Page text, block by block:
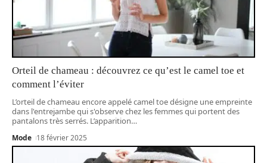
Orteil de chameau : découvrez ce qu’est le camel toe et
comment l’éviter
L’orteil de chameau encore appelé camel toe désigne une empreinte
dans l'entrejambe qui s'observe chez les femmes qui portent des
pantalons très serrés. L’apparition…
Mode 18 février 2025